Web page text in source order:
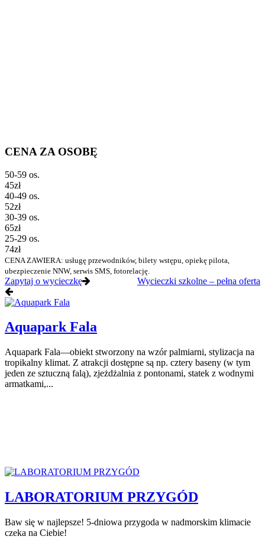
CENA ZA OSOBĘ
50-59 os.
45zł
40-49 os.
52zł
30-39 os.
65zł
25-29 os.
74zł
CENA ZAWIERA: usługę przewodników, bilety wstępu, opiekę pilota,
ubezpieczenie NNW, serwis SMS, fotorelację.
Zapytaj o wycieczkę Wycieczki szkolne – pełna oferta
Aquapark Fala
Aquapark Fala—obiekt stworzony na wzór palmiarni, stylizacja na
tropikalny klimat. Z atrakcji dostępne są np. cztery baseny (w tym
jeden ze sztuczną falą), zjeżdżalnia z pontonami, statek z wodnymi
armatkami,...
LABORATORIUM PRZYGÓD
Baw się w najlepsze! 5-dniowa przygoda w nadmorskim klimacie
czeka na Ciebie!